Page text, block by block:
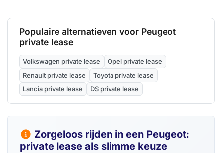
Populaire alternatieven voor Peugeot
private lease
Volkswagen private lease
Opel private lease
Renault private lease
Toyota private lease
Lancia private lease
DS private lease
Zorgeloos rijden in een Peugeot:
private lease als slimme keuze